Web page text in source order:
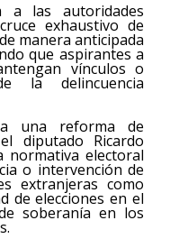
a las autoridades
exhaustivo de
manera anticipada
que aspirantes a
vínculos o
la delincuencia
una reforma de
diputado Ricardo
normativa electoral
o intervención de
extranjeras como
de elecciones en el
soberanía en los